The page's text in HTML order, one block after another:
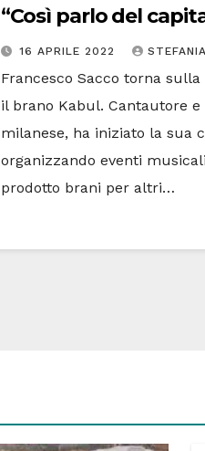
“Così parlo del
suoi crimini”
16 APRILE 2022
Francesco Sacco torna
il brano Kabul. Cantautore
milanese, ha iniziato la sua
organizzando eventi
prodotto brani per altri…